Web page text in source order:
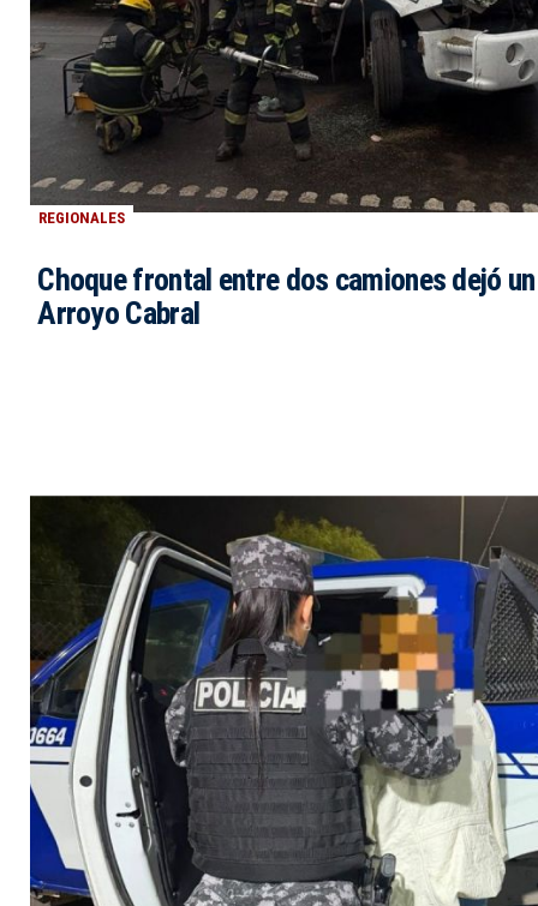
REGIONALES
Choque frontal entre dos camiones dejó
Arroyo Cabral